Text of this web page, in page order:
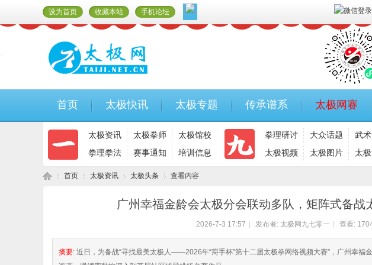
设为首页 收藏本站 手机论坛
首页 太极快讯 太极专题 传承谱系 太极网赛
太极资讯 太极拳师
太极馆校
拳理拳法
赛事通知 培训信息
拳理研讨 大众话题
武
太极视频
太极图片 太
首页 太极资讯 太极头条 查看内容
广州幸福金龄会太极分会联动多队，矩阵式备战
2026-7-3 17:57 发布者: 太极网九七零一 查看:
摘要: 近日，为备战“寻找最美太极人——2026年“搿手杯”第十二届太极拳网络视频大赛”，广州幸福